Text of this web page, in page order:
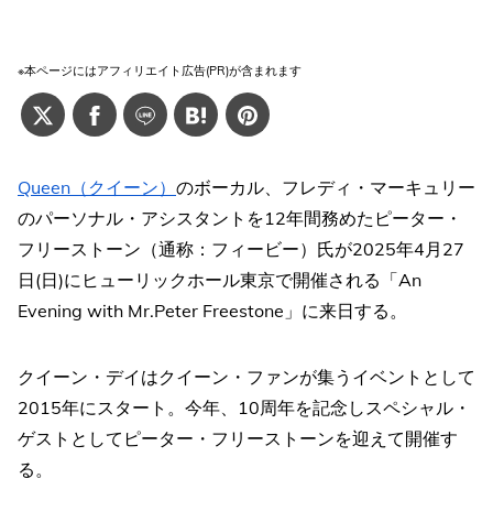
※本ページにはアフィリエイト広告(PR)が含まれます
Queen（クイーン） のボーカル、フレディ・マーキュリー
のパーソナル・アシスタントを12年間務めたピーター・
フリーストーン（通称：フィービー）氏が2025年4月27
日(日)にヒューリックホール東京で開催される「An
Evening with Mr.Peter Freestone」に来日する。
クイーン・デイはクイーン・ファンが集うイベントとして
2015年にスタート。今年、10周年を記念しスペシャル・
ゲストとしてピーター・フリーストーンを迎えて開催す
る。